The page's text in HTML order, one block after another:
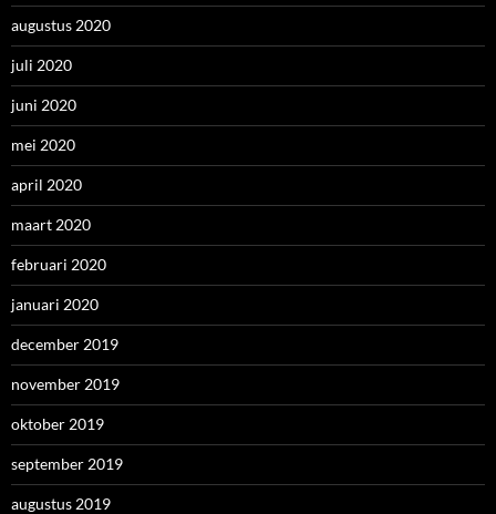
augustus 2020
juli 2020
juni 2020
mei 2020
april 2020
maart 2020
februari 2020
januari 2020
december 2019
november 2019
oktober 2019
september 2019
augustus 2019